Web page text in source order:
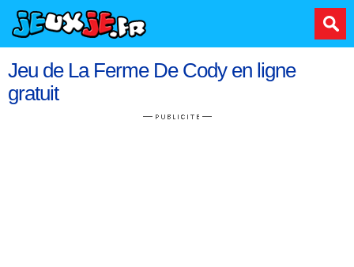
Jeu de La Ferme De Cody en ligne
gratuit